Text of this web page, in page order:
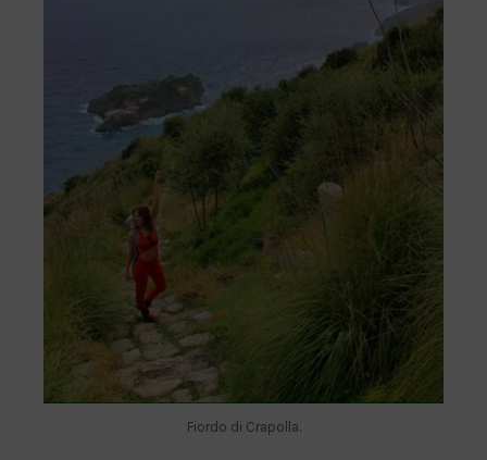
Fiordo di Crapolla.